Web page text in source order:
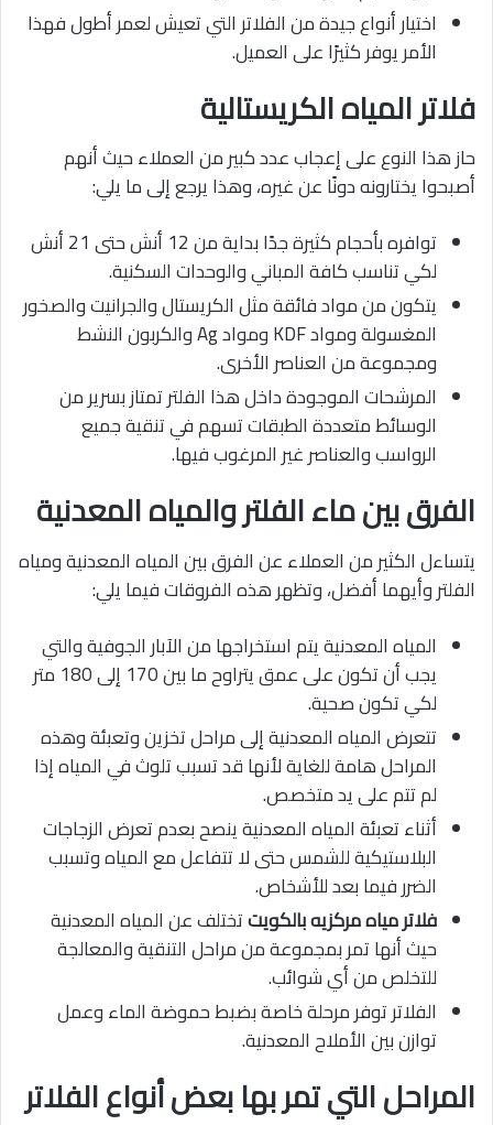
اختيار أنواع جيدة من الفلاتر التي تعيش لعمر أطول فهذا
الأمر يوفر كثيرًا على العميل.
فلاتر المياه الكريستالية
حاز هذا النوع على إعجاب عدد كبير من العملاء حيث أنهم
أصبحوا يختارونه دونًا عن غيره، وهذا يرجع إلى ما يلي:
توافره بأحجام كثيرة جدًا بداية من 12 أنش حتى 21 أنش
لكي تناسب كافة المباني والوحدات السكنية.
يتكون من مواد فائقة مثل الكريستال والجرانيت والصخور
المغسولة ومواد KDF ومواد Ag والكربون النشط
ومجموعة من العناصر الأخرى.
المرشحات الموجودة داخل هذا الفلتر تمتاز بسرير من
الوسائط متعددة الطبقات تسهم في تنقية جميع
الرواسب والعناصر غير المرغوب فيها.
الفرق بين ماء الفلتر والمياه المعدنية
يتساءل الكثير من العملاء عن الفرق بين المياه المعدنية ومياه
الفلتر وأيهما أفضل، وتظهر هذه الفروقات فيما يلي:
المياه المعدنية يتم استخراجها من الآبار الجوفية والتي
يجب أن تكون على عمق يتراوح ما بين 170 إلى 180 متر
لكي تكون صحية.
تتعرض المياه المعدنية إلى مراحل تخزين وتعبئة وهذه
المراحل هامة للغاية لأنها قد تسبب تلوث في المياه إذا
لم تتم على يد متخصص.
أثناء تعبئة المياه المعدنية ينصح بعدم تعرض الزجاجات
البلاستيكية للشمس حتى لا تتفاعل مع المياه وتسبب
الضرر فيما بعد للأشخاص.
فلاتر مياه مركزيه بالكويتتختلف عن المياه المعدنية
حيث أنها تمر بمجموعة من مراحل التنقية والمعالجة
للتخلص من أي شوائب.
الفلاتر توفر مرحلة خاصة بضبط حموضة الماء وعمل
توازن بين الأملاح المعدنية.
المراحل التي تمر بها بعض أنواع الفلاتر